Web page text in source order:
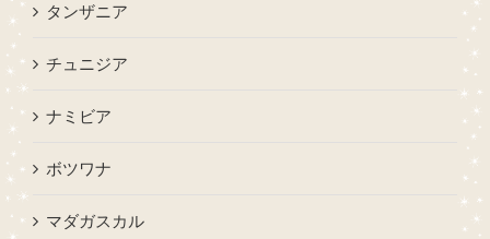
タンザニア
チュニジア
ナミビア
ボツワナ
マダガスカル